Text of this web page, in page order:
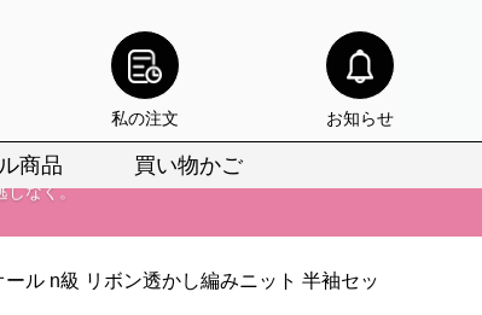
私の注文 お知らせ
商品 買い物かご
ール n級 リボン透かし編みニット 半袖セッ